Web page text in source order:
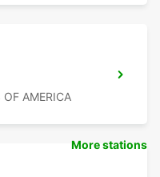
OF AMERICA
More stations